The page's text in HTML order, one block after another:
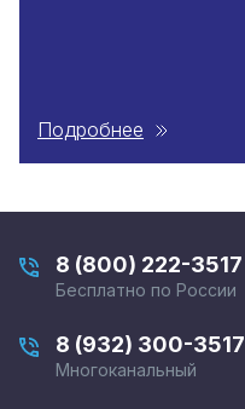
Подробнее
8 (800) 222-3517
Бесплатно по России
8 (932) 300-3517
Многоканальный